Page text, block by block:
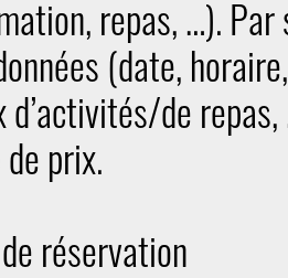
repas, …).
(date,
d’activités/de
prix.
réservation